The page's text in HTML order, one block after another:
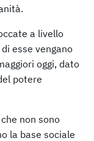
a livello
esse vengano
oggi, dato
potere
non sono
la base sociale